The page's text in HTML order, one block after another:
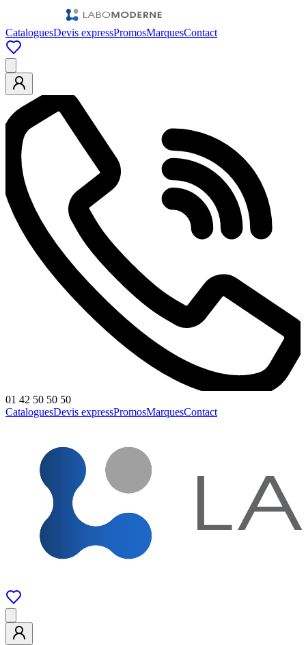
CataloguesDevis expressPromosMarquesContact
01 42 50 50 50
CataloguesDevis expressPromosMarquesContact